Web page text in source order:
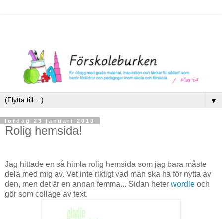
▼
lördag 23 januari 2010
Rolig hemsida!
Jag hittade en så himla rolig hemsida som jag bara måste
dela med mig av. Vet inte riktigt vad man ska ha för nytta av
den, men det är en annan femma... Sidan heter wordle och
gör som collage av text.